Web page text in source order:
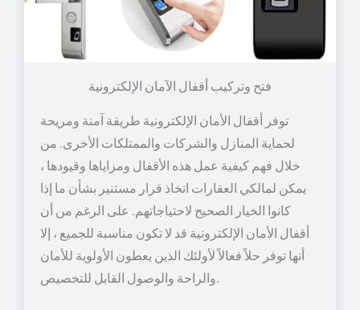
توفر أقفال الأمان الإلكترونية طريقة آمنة ومريحة
لحماية المنازل والشركات والممتلكات الأخرى. من
خلال فهم كيفية عمل هذه الأقفال ومزاياها وقيودها ،
يمكن لمالكي العقارات اتخاذ قرار مستنير بشأن ما إذا
كانوا الخيار الصحيح لاحتياجاتهم. على الرغم من أن
أقفال الأمان الإلكترونية قد لا تكون مناسبة للجميع ، إلا
أنها توفر حلاً فعالاً لأولئك الذين يعطون الأولوية للأمان
والراحة والوصول القابل للتخصيص.